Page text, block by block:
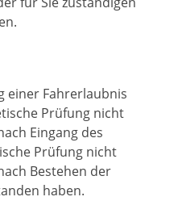
einer Fahrerlaubnis
Prüfung nicht
Eingang des
Prüfung nicht
Bestehen der
haben.